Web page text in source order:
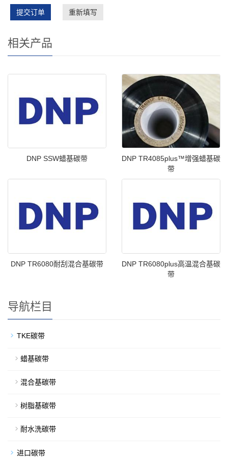
提交订单 重新填写
相关产品
DNP SSW蜡基碳带
DNP TR4085plus™增强蜡基碳
带
DNP TR6080耐刮混合基碳带
DNP TR6080plus高温混合基碳
带
导航栏目
TKE碳带
蜡基碳带
混合基碳带
树脂基碳带
耐水洗碳带
进口碳带